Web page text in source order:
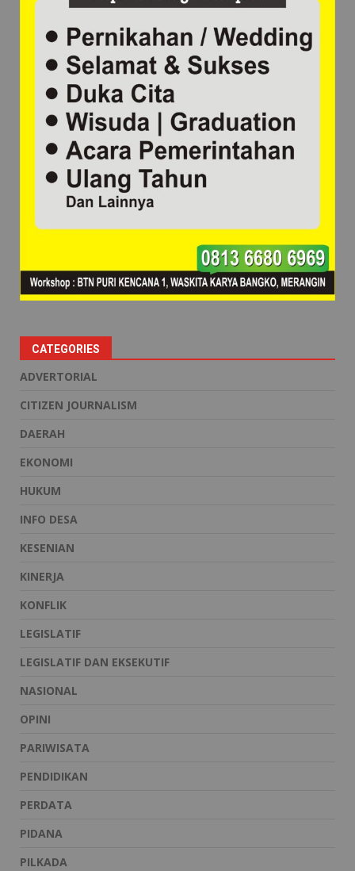
CATEGORIES
ADVERTORIAL
CITIZEN JOURNALISM
DAERAH
EKONOMI
HUKUM
INFO DESA
KESENIAN
KINERJA
KONFLIK
LEGISLATIF
LEGISLATIF DAN EKSEKUTIF
NASIONAL
OPINI
PARIWISATA
PENDIDIKAN
PERDATA
PIDANA
PILKADA